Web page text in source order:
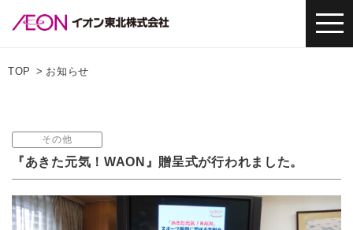
TOP お知らせ
その他
『あきた元気！WAON』贈呈式が行われました。